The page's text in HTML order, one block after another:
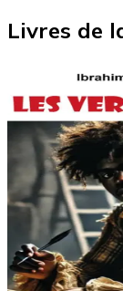
Livres de